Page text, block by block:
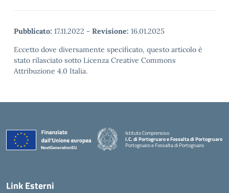
Pubblicato: 17.11.2022 - Revisione: 16.01.2025
Eccetto dove diversamente specificato, questo articolo è
stato rilasciato sotto Licenza Creative Commons
Attribuzione 4.0 Italia.
Istituto Comprensivo
I.C. di Portogruaro e Fossalta di Portogruaro
Portogruaro e Fossalta di Portogruaro
— Visita la pagina iniziale della scuola
Link Esterni